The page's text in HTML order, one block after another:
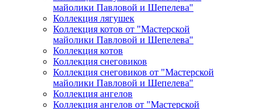
майолики Павловой и Шепелева"
Коллекция лягушек
Коллекция котов от "Мастерской
майолики Павловой и Шепелева"
Коллекция котов
Коллекция снеговиков
Коллекция снеговиков от "Мастерской
майолики Павловой и Шепелева"
Коллекция ангелов
Коллекция ангелов от "Мастерской